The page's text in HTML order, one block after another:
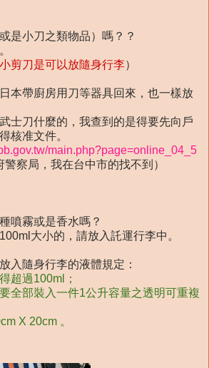
是小刀之類物品）嗎？？
剪刀是可以放隨身行李）
本帶廚房用刀等器具回來，也一樣放
士刀什麼的，我查到的是得要先向戶
核准文件。
main.php?page=online_04_5
察局，我在台中市的找不到）
噴霧或是香水嗎？
大小的，請放入託運行李中。
入隨身行李的液體規定：
超過100ml；
全部裝入一件1公升容量之透明可重複
X 20cm 。